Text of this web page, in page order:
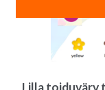
Lilla toiduvärv